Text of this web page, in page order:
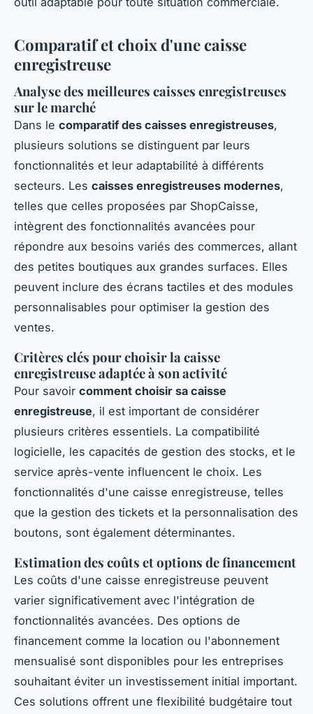
Comparatif et choix d'une caisse
enregistreuse
Analyse des meilleures caisses enregistreuses
sur le marché
Dans le comparatif des caisses enregistreuses,
plusieurs solutions se distinguent par leurs
fonctionnalités et leur adaptabilité à différents
secteurs. Les caisses enregistreuses modernes,
telles que celles proposées par ShopCaisse,
intègrent des fonctionnalités avancées pour
répondre aux besoins variés des commerces, allant
des petites boutiques aux grandes surfaces. Elles
peuvent inclure des écrans tactiles et des modules
personnalisables pour optimiser la gestion des
ventes.
Critères clés pour choisir la caisse
enregistreuse adaptée à son activité
Pour savoir comment choisir sa caisse
enregistreuse, il est important de considérer
plusieurs critères essentiels. La compatibilité
logicielle, les capacités de gestion des stocks, et le
service après-vente influencent le choix. Les
fonctionnalités d'une caisse enregistreuse, telles
que la gestion des tickets et la personnalisation des
boutons, sont également déterminantes.
Estimation des coûts et options de financement
Les coûts d'une caisse enregistreuse peuvent
varier significativement avec l'intégration de
fonctionnalités avancées. Des options de
financement comme la location ou l'abonnement
mensualisé sont disponibles pour les entreprises
souhaitant éviter un investissement initial important.
Ces solutions offrent une flexibilité budgétaire tout